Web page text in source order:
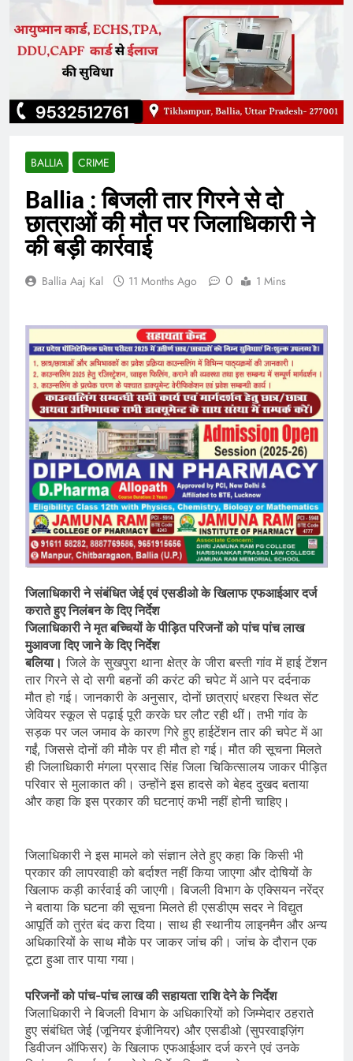
BALLIA CRIME
Ballia : बिजली तार गिरने से दो
छात्राओं की मौत पर जिलाधिकारी ने
की बड़ी कार्रवाई
Ballia Aaj Kal 11 Months Ago 0 1 Mins
जिलाधिकारी ने संबंधित जेई एवं एसडीओ के खिलाफ एफआईआर दर्ज
कराते हुए निलंबन के दिए निर्देश
जिलाधिकारी ने मृत बच्चियों के पीड़ित परिजनों को पांच पांच लाख
मुआवजा दिए जाने के दिए निर्देश
बलिया। जिले के सुखपुरा थाना क्षेत्र के जीरा बस्ती गांव में हाई टेंशन
तार गिरने से दो सगी बहनों की करंट की चपेट में आने पर दर्दनाक
मौत हो गई। जानकारी के अनुसार, दोनों छात्राएं धरहरा स्थित सेंट
जेवियर स्कूल से पढ़ाई पूरी करके घर लौट रही थीं। तभी गांव के
सड़क पर जल जमाव के कारण गिरे हुए हाईटेंशन तार की चपेट में आ
गईं, जिससे दोनों की मौके पर ही मौत हो गई। मौत की सूचना मिलते
ही जिलाधिकारी मंगला प्रसाद सिंह जिला चिकित्सालय जाकर पीड़ित
परिवार से मुलाकात की। उन्होंने इस हादसे को बेहद दुखद बताया
और कहा कि इस प्रकार की घटनाएं कभी नहीं होनी चाहिए।
जिलाधिकारी ने इस मामले को संज्ञान लेते हुए कहा कि किसी भी
प्रकार की लापरवाही को बर्दाश्त नहीं किया जाएगा और दोषियों के
खिलाफ कड़ी कार्रवाई की जाएगी। बिजली विभाग के एक्सियन नरेंद्र
ने बताया कि घटना की सूचना मिलते ही एसडीएम सदर ने विद्युत
आपूर्ति को तुरंत बंद करा दिया। साथ ही स्थानीय लाइनमैन और अन्य
अधिकारियों के साथ मौके पर जाकर जांच की। जांच के दौरान एक
टूटा हुआ तार पाया गया।
परिजनों को पांच-पांच लाख की सहायता राशि देने के निर्देश
जिलाधिकारी ने बिजली विभाग के अधिकारियों को जिम्मेदार ठहराते
हुए संबंधित जेई (जूनियर इंजीनियर) और एसडीओ (सुपरवाइज़िंग
डिवीजन ऑफिसर) के खिलाफ एफआईआर दर्ज करने एवं उनके